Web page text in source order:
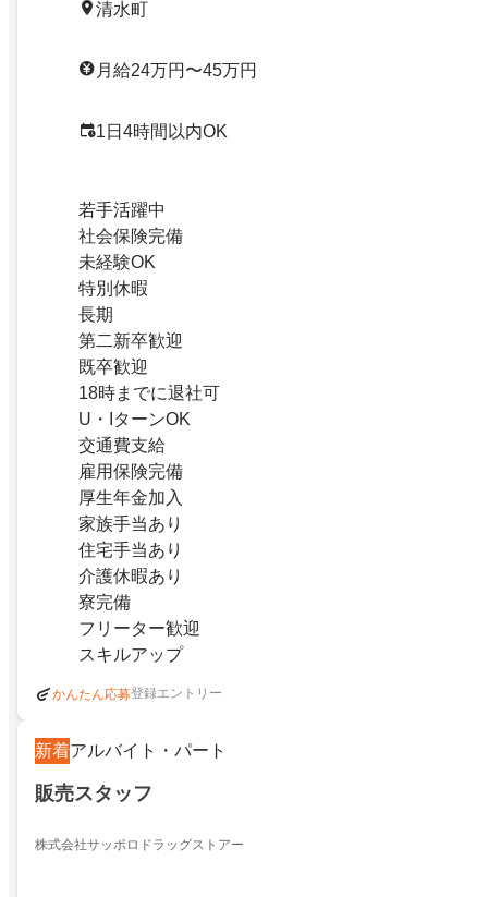
清水町
月給24万円〜45万円
1日4時間以内OK
若手活躍中
社会保険完備
未経験OK
特別休暇
長期
第二新卒歓迎
既卒歓迎
18時までに退社可
U・IターンOK
交通費支給
雇用保険完備
厚生年金加入
家族手当あり
住宅手当あり
介護休暇あり
寮完備
フリーター歓迎
スキルアップ
かんたん応募登録エントリー
新着アルバイト・パート
販売スタッフ
株式会社サッポロドラッグストアー